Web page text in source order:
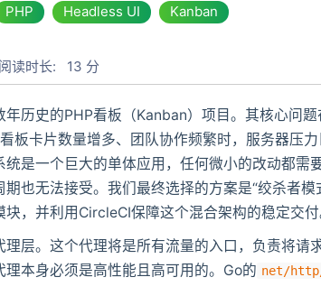
PHP Headless UI Kanban
阅读时长: 13 分
年历史的PHP看板（Kanban）项目。其核心问
板卡片数量增多、团队协作频繁时，服务器压
统是一个巨大的单体应用，任何微小的改动都需
期也无法接受。我们最终选择的方案是“绞杀者
，并利用CircleCI保障这个混合架构的稳定交付
理层。这个代理将是所有流量的入口，负责将请
理本身必须是高性能且高可用的。Go的 net/